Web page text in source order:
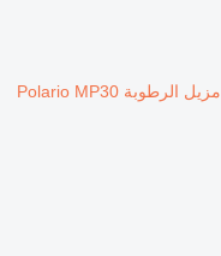
مزيل الرطوبة Polario MP30